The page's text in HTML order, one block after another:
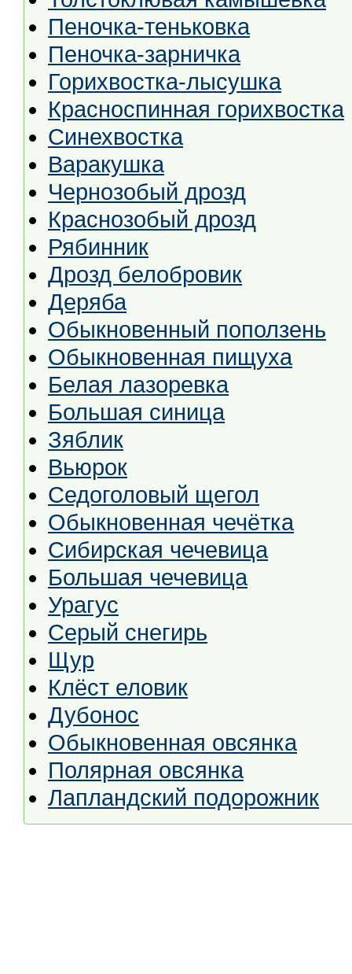
Пеночка-теньковка
Пеночка-зарничка
Горихвостка-лысушка
Красноспинная горихвостка
Синехвостка
Варакушка
Чернозобый дрозд
Краснозобый дрозд
Рябинник
Дрозд белобровик
Деряба
Обыкновенный поползень
Обыкновенная пищуха
Белая лазоревка
Большая синица
Зяблик
Вьюрок
Седоголовый щегол
Обыкновенная чечётка
Сибирская чечевица
Большая чечевица
Урагус
Серый снегирь
Щур
Клёст еловик
Дубонос
Обыкновенная овсянка
Полярная овсянка
Лапландский подорожник